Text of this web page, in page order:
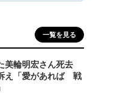
一覧を見る
美輪明宏さん死去
え「愛があれば 戦